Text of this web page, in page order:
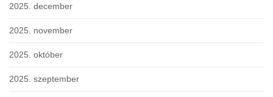
2025. december
2025. november
2025. október
2025. szeptember